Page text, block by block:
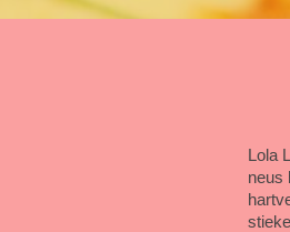
Lola
neus